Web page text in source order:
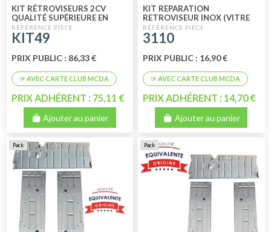
KIT RÉTROVISEURS 2CV
QUALITÉ SUPÉRIEURE EN
INOX
KIT49
PRIX PUBLIC : 86,33 €
PRIX ADHÉRENT : 75,11 €
Ajouter au panier
KIT REPARATION
RETROVISEUR INOX (VITRE
ET JOINT)
3110
PRIX PUBLIC : 16,90 €
PRIX ADHÉRENT : 14,70 €
Ajouter au panier
Pack Pack